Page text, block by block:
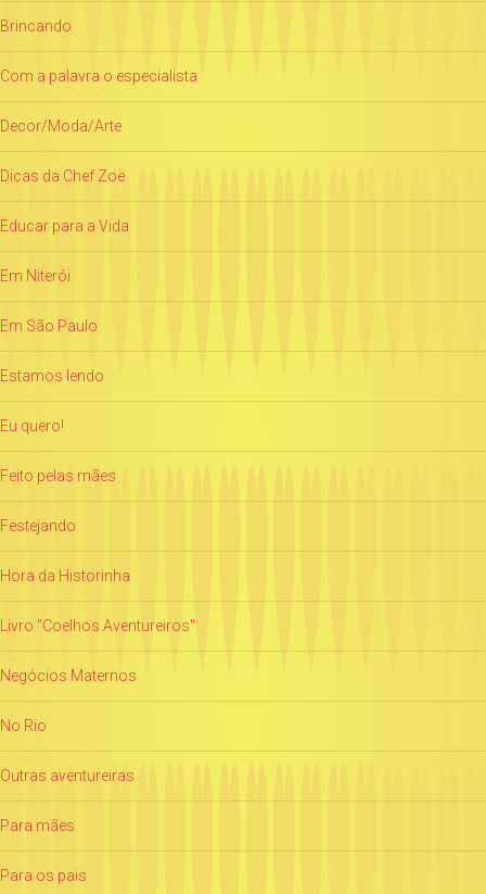
Brincando
Com a palavra o especialista
Decor/Moda/Arte
Dicas da Chef Zoë
Educar para a Vida
Em Niterói
Em São Paulo
Estamos lendo
Eu quero!
Feito pelas mães
Festejando
Hora da Historinha
Livro "Coelhos Aventureiros"
Negócios Maternos
No Rio
Outras aventureiras
Para mães
Para os pais